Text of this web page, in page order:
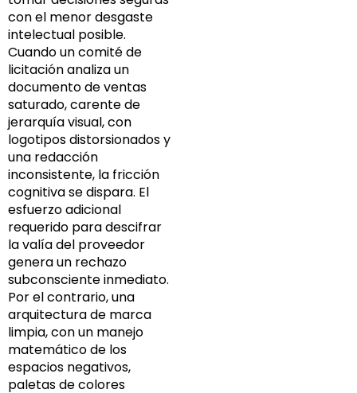
con el menor desgaste
intelectual posible.
Cuando un comité de
licitación analiza un
documento de ventas
saturado, carente de
jerarquía visual, con
logotipos distorsionados y
una redacción
inconsistente, la fricción
cognitiva se dispara. El
esfuerzo adicional
requerido para descifrar
la valía del proveedor
genera un rechazo
subconsciente inmediato.
Por el contrario, una
arquitectura de marca
limpia, con un manejo
matemático de los
espacios negativos,
paletas de colores